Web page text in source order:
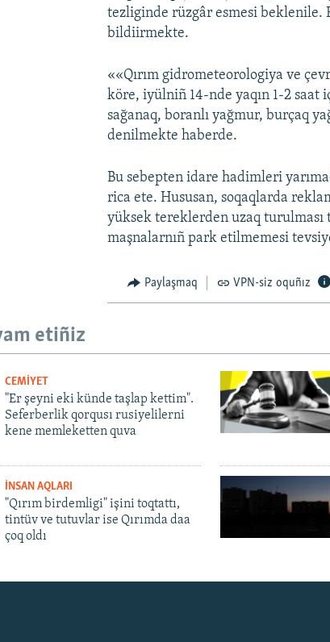
tezliginde rüzgâr esmesi beklenile.
bildiirmekte.
««Qırım gidrometeorologiya ve
köre, iyülniñ 14-nde yaqın 1-2 saat
sağanaq, boranlı yağmur, burçaq
denilmekte haberde.
Bu sebepten idare hadimleri
rica ete. Hususan, soqaqlarda
yüksek tereklerden uzaq turulması
maşnalarnıñ park etilmemesi
Paylaşmaq VPN-siz oquñız
etiñiz
CEMİYET
"Er şeyni eki künde taşlap kettim".
Seferberlik qorqusı rusiyelilerni
kene memleketten quva
İNSAN AQLARI
"Qırım birdemligi" işini toqtattı,
tintüv ve tutuvlar ise Qırımda daa
çoq oldı